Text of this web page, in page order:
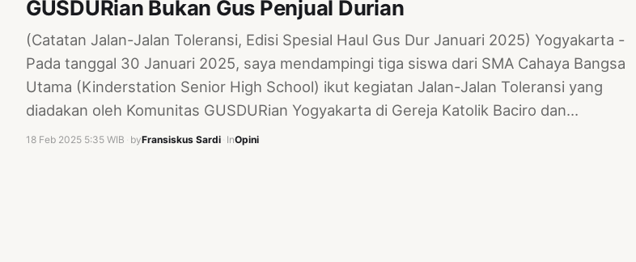
GUSDURian Bukan Gus Penjual Durian
(Catatan Jalan-Jalan Toleransi, Edisi Spesial Haul Gus Dur Januari 2025) Yogyakarta -
Pada tanggal 30 Januari 2025, saya mendampingi tiga siswa dari SMA Cahaya Bangsa
Utama (Kinderstation Senior High School) ikut kegiatan Jalan-Jalan Toleransi yang
diadakan oleh Komunitas GUSDURian Yogyakarta di Gereja Katolik Baciro dan…
18 Feb 2025 5:35 WIB byFransiskus Sardi InOpini